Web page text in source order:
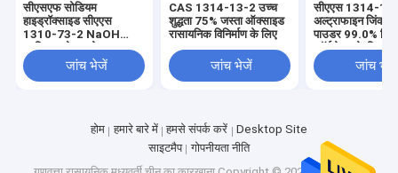
सीएसएफ सोडियम
हाइड्रॉक्साइड सीएएस
1310-73-2 NaOH
कास्टिक सोडा फ्लेक लाइ
तकनीकी ग्रेड फ्लेक्स पतले
फ्लेक्स मोटे फ्लेक्स
जांच भेजें
CAS 1314-13-2 उच्च
शुद्धता 75% जस्ता ऑक्साइड
रासायनिक विनिर्माण के लिए
जांच भेजें
सीएएस 1314-
अल्ट्राफाइन जिंक
पाउडर 99.0%
फॉर्मूलेशन के लिए
जांच भेजें
होम हमारे बारे में हमसे संपर्क करें
Desktop Site
साइटमैप
गोपनीयता नीति